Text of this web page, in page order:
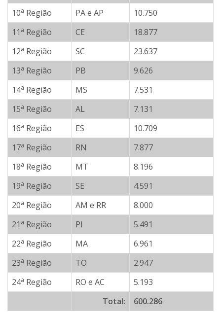
10a Região PA e AP
10.750
11 a Região CE
18.877
12a Região SC
23.637
13a Região PB
9.626
14a Região MS
7.531
15a Região AL
7.131
16a Região ES
10.709
17a Região RN
7.877
18a Região MT
8.196
19a Região SE
4.591
20a Região AM e RR
8.000
21 a Região PI
5.491
22a Região MA
6.961
23a Região TO
2.947
24a Região RO e AC
5.193
Total:
600.286